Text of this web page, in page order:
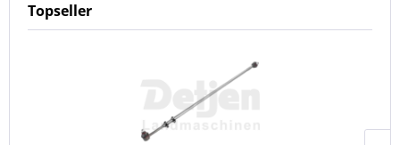
Topseller